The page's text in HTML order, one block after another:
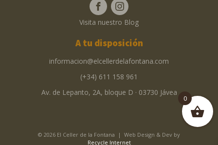
Visita nuestro Blog
A tu disposición
informacion@elcellerdelafontana.com
(+34) 611 158 961
Av. de Lepanto, 2A, bloque D · 03730 Jávea
© 2026 El Celler de la Fontana | Web Design & Dev by
Recycle Internet
0